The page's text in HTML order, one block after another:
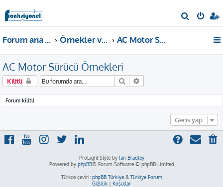
r
Forum ana sayfa Örnekler ve Dokümanlar AC Motor Sürücü Örnekleri
AC Motor Sürücü Örnekleri
Kilitli Ara
Forum kilitli
Geçiş yap
ProLight Style by Ian Bradley
Powered by phpBB® Forum Software © phpBB Limited
Türkçe çeviri: phpBB Türkiye& Türkiye Forum
Gizlilik | Koşullar